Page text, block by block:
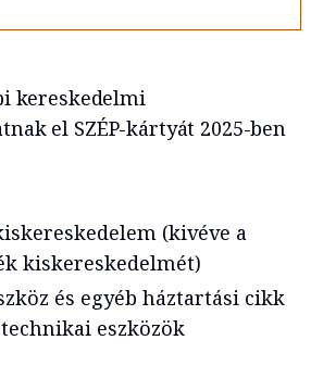
kereskedelmi
el SZÉP-kártyát 2025-ben
(kivéve a
kiskereskedelmét)
és egyéb háztartási cikk
eszközök